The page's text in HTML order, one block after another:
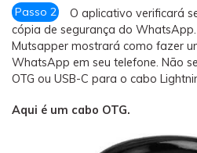
Passo 2
O aplicativo verificará
cópia de segurança do
Mutsapper mostrará como fazer
WhatsApp em seu telefone. Não
OTG ou USB-C para o cabo
Aqui é um cabo OTG.